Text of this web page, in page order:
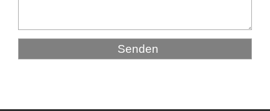
Senden